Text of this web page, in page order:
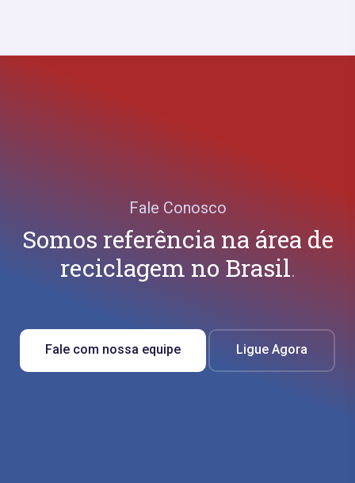
Fale Conosco
Somos referência na área de
reciclagem no Brasil.
Fale com nossa equipe Ligue Agora